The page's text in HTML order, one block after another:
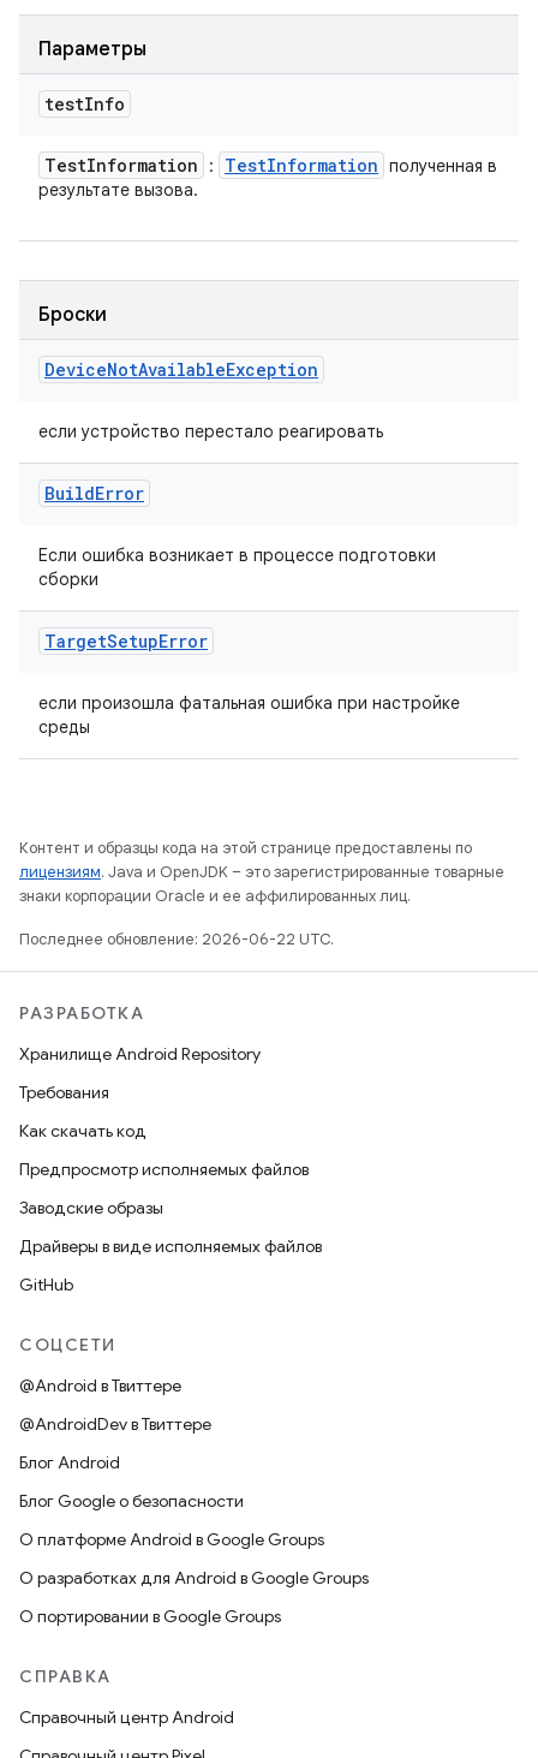
Параметры
testInfo
TestInformation : TestInformation полученная в
результате вызова.
Броски
DeviceNotAvailableException
если устройство перестало реагировать
BuildError
Если ошибка возникает в процессе подготовки
сборки
TargetSetupError
если произошла фатальная ошибка при настройке
среды
Контент и образцы кода на этой странице предоставлены по
лицензиям. Java и OpenJDK – это зарегистрированные товарные
знаки корпорации Oracle и ее аффилированных лиц.
Последнее обновление: 2026-06-22 UTC.
РАЗРАБОТКА
Хранилище Android Repository
Требования
Как скачать код
Предпросмотр исполняемых файлов
Заводские образы
Драйверы в виде исполняемых файлов
GitHub
СОЦСЕТИ
@Android в Твиттере
@AndroidDev в Твиттере
Блог Android
Блог Google о безопасности
О платформе Android в Google Groups
О разработках для Android в Google Groups
О портировании в Google Groups
СПРАВКА
Справочный центр Android